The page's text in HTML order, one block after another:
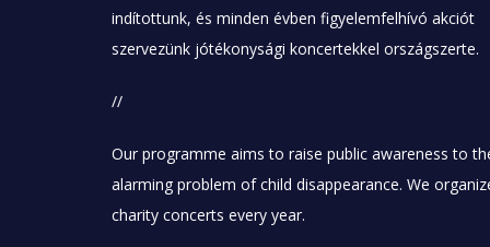
indítottunk, és minden évben figyelemfelhívó akciót
szervezünk jótékonysági koncertekkel országszerte.
//
Our programme aims to raise public awareness to
alarming problem of child disappearance. We
charity concerts every year.